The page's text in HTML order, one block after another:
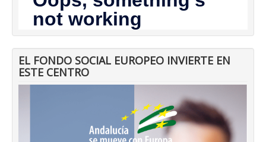
EL FONDO SOCIAL EUROPEO INVIERTE EN
ESTE CENTRO